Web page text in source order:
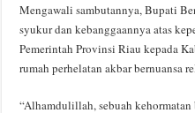
Mengawali sambutannya, Bupati
syukur dan kebanggaannya atas
Pemerintah Provinsi Riau kepada
rumah perhelatan akbar bernuansa
“Alhamdulillah, sebuah